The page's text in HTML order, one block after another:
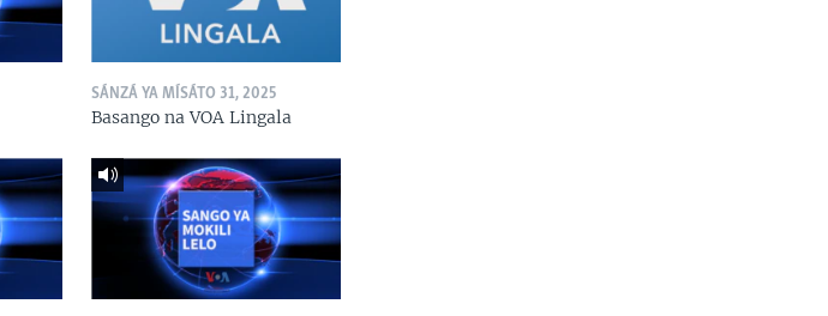
SÁNZÁ YA MÍSÁTO 31, 2025
Basango na VOA Lingala